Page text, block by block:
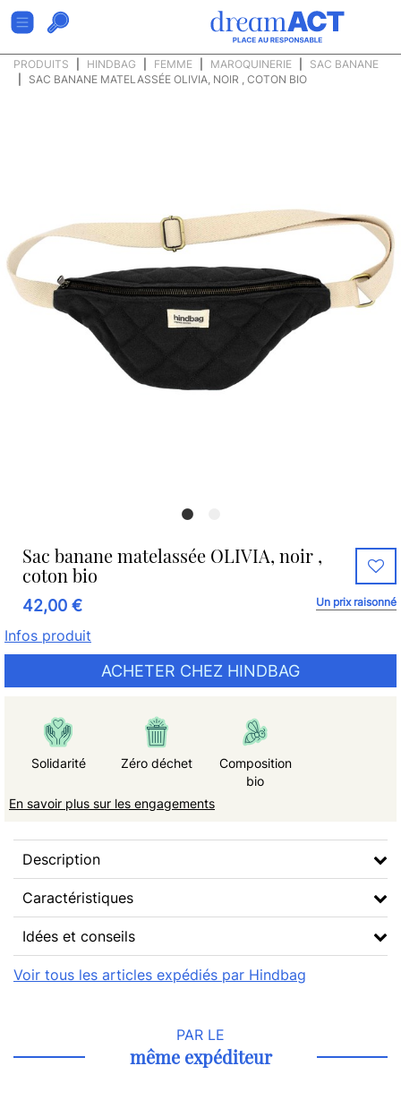
PRODUITS HINDBAG FEMME MAROQUINERIE
SAC BANANE
SAC BANANE MATELASSÉE OLIVIA, NOIR , COTON BIO
Sac banane matelassée OLIVIA, noir ,
coton bio
42,00 € Un prix raisonné
Infos produit
ACHETER CHEZ HINDBAG
Solidarité Zéro déchet
Composition
bio
En savoir plus sur les engagements
Description
Caractéristiques
Idées et conseils
Voir tous les articles expédiés par Hindbag
PAR LE
même expéditeur